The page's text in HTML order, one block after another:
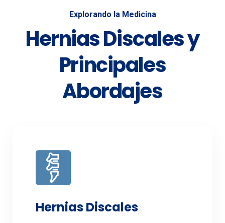
Explorando la Medicina
Hernias Discales y
Principales
Abordajes
Hernias Discales